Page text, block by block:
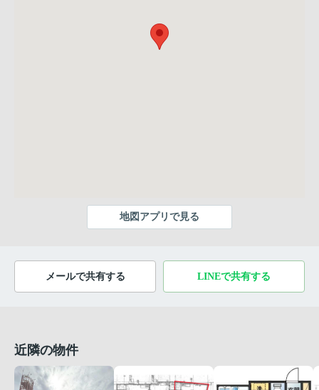
地図アプリで見る
メールで共有する LINEで共有する
近隣の物件